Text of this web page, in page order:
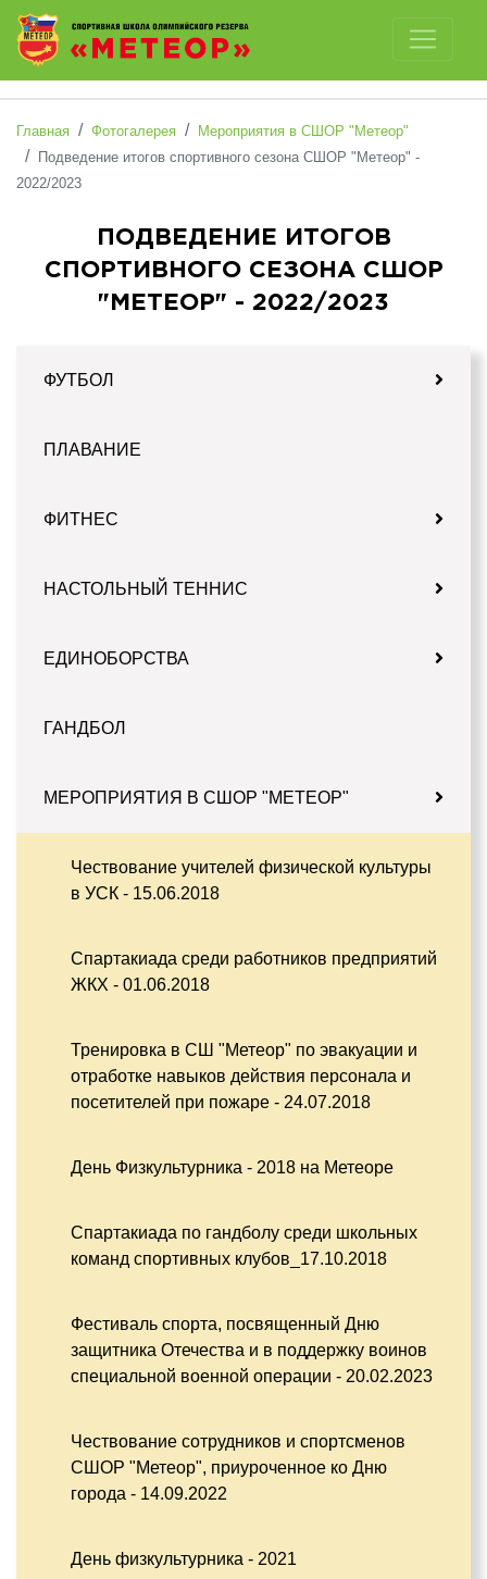
Отключить картинки
Главная Фотогалерея
Мероприятия в СШОР "Метеор"
Подведение итогов спортивного сезона СШОР "Метеор" -
2022/2023
ПОДВЕДЕНИЕ ИТОГОВ
СПОРТИВНОГО СЕЗОНА СШОР
"МЕТЕОР" - 2022/2023
ФУТБОЛ
ПЛАВАНИЕ
ФИТНЕС
НАСТОЛЬНЫЙ ТЕННИС
ЕДИНОБОРСТВА
ГАНДБОЛ
МЕРОПРИЯТИЯ В СШОР "МЕТЕОР"
Чествование учителей физической культуры
в УСК - 15.06.2018
Спартакиада среди работников предприятий
ЖКХ - 01.06.2018
Тренировка в СШ "Метеор" по эвакуации и
отработке навыков действия персонала и
посетителей при пожаре - 24.07.2018
День Физкультурника - 2018 на Метеоре
Спартакиада по гандболу среди школьных
команд спортивных клубов_17.10.2018
Фестиваль спорта, посвященный Дню
защитника Отечества и в поддержку воинов
специальной военной операции - 20.02.2023
Чествование сотрудников и спортсменов
СШОР "Метеор", приуроченное ко Дню
города - 14.09.2022
День физкультурника - 2021